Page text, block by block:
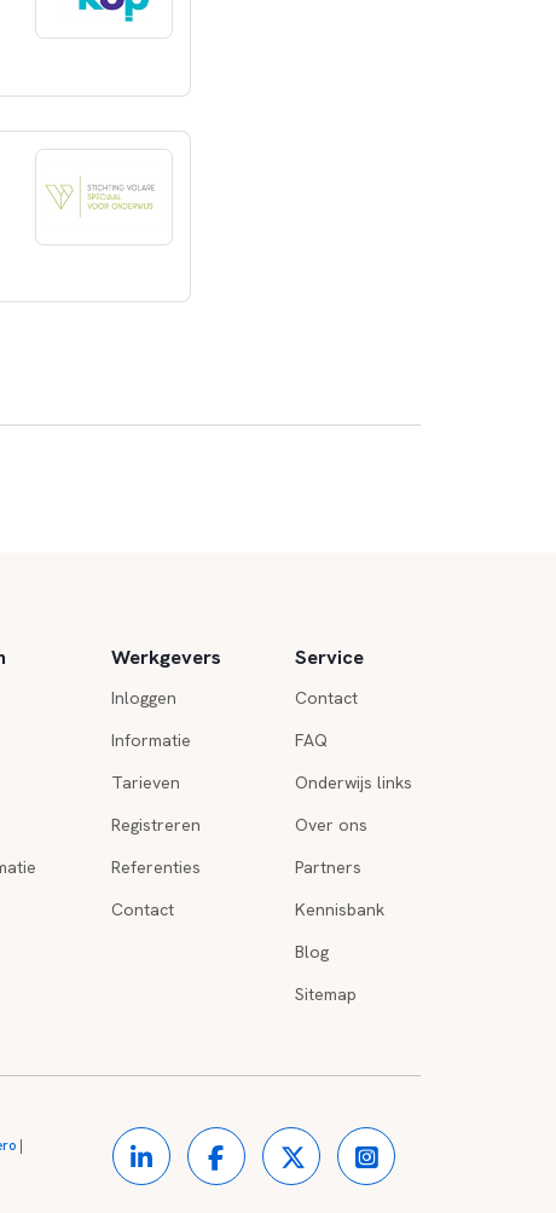
Werkgevers
Inloggen
Informatie
Tarieven
Registreren
Referenties
Contact
Service
Contact
FAQ
Onderwijs links
Over ons
Partners
Kennisbank
Blog
Sitemap
|